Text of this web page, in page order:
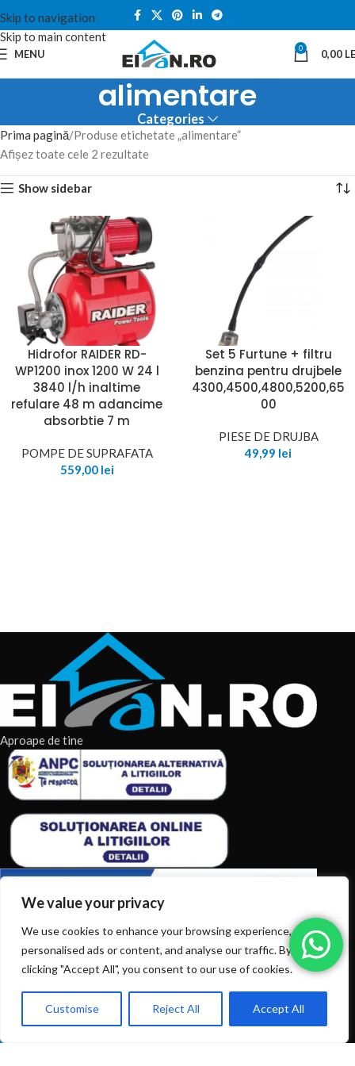
We value your privacy
We use cookies to enhance your browsing experience, serve
personalised ads or content, and analyse our traffic. By
clicking "Accept All", you consent to our use of cookies.
Customise Reject All Accept All
Ai intrebări? Sună la: +40720366616
Skip to navigation
Skip to main content
MENU 0 0,00
alimentare
Categories
Prima pagină Produse etichetate „alimentare”
Afișez toate cele 2 rezultate
Show sidebar
Hidrofor RAIDER RD-
WP1200 inox 1200 W 24 l
3840 l/h inaltime
refulare 48 m adancime
absorbtie 7 m
POMPE DE SUPRAFATA
559,00 lei
Set 5 Furtune + filtru
benzina pentru drujbele
4300,4500,4800,5200,65
00
PIESE DE DRUJBA
49,99 lei
Aproape de tine
ARTICOLE RECENTE
CATEGORII DE PRODUSE
CATEGORII DE PRODUSE
0